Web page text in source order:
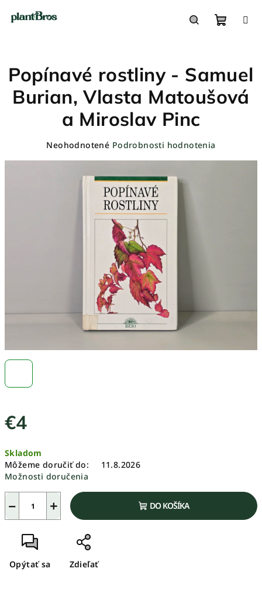
košík
€4
cena:
Skladom
Môžeme doručiť do:
11.8.2026
Možnosti doručenia
+
− DO KOŠÍKA
Opýtať sa Zdieľať
Popínavé rostliny - Samuel
Burian, Vlasta Matoušová
a Miroslav Pinc
Priemerné
Neohodnotené Podrobnosti hodnotenia